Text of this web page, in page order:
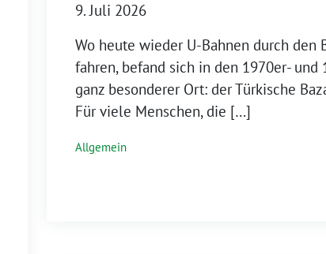
9. Juli 2026
Wo heute wieder U-Bahnen durch den
fahren, befand sich in den 1970er- und
ganz besonderer Ort: der Türkische
Für viele Menschen, die […]
Allgemein